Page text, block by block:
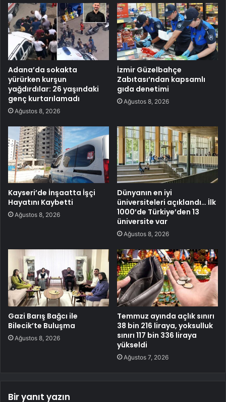
Adana’da sokakta
yürürken kurşun
yağdırdılar: 26 yaşındaki
genç kurtarılamadı
Ağustos 8, 2026
İzmir Güzelbahçe
Zabıtası’ndan kapsamlı
gıda denetimi
Ağustos 8, 2026
Kayseri’de İnşaatta İşçi
Hayatını Kaybetti
Ağustos 8, 2026
Dünyanın en iyi
üniversiteleri açıklandı… İlk
1000’de Türkiye’den 13
üniversite var
Ağustos 8, 2026
Gazi Barış Bağcı ile
Bilecik’te Buluşma
Ağustos 8, 2026
Temmuz ayında açlık sınırı
38 bin 216 liraya, yoksulluk
sınırı 117 bin 336 liraya
yükseldi
Ağustos 7, 2026
Bir yanıt yazın